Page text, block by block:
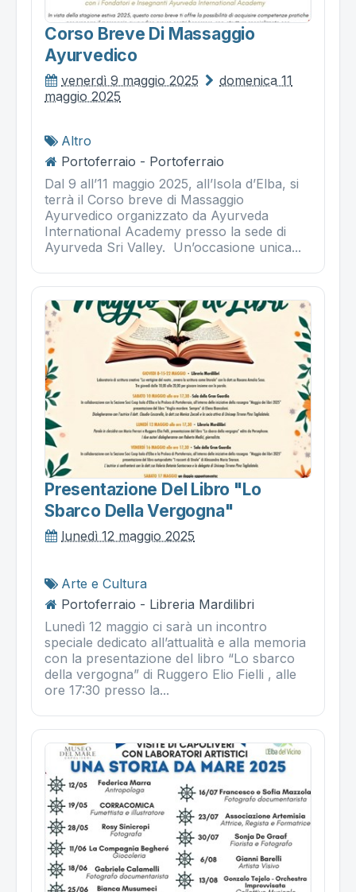
Corso Breve Di Massaggio
Ayurvedico
venerdì 9 maggio 2025
domenica 11
maggio 2025
Altro
Portoferraio - Portoferraio
Dal 9 all’11 maggio 2025, all’Isola d’Elba, si
terrà il Corso breve di Massaggio
Ayurvedico organizzato da Ayurveda
International Academy presso la sede di
Ayurveda Sri Valley. Un’occasione unica...
Presentazione Del Libro "lo
Sbarco Della Vergogna"
lunedì 12 maggio 2025
Arte e Cultura
Portoferraio - Libreria Mardilibri
Lunedì 12 maggio ci sarà un incontro
speciale dedicato all’attualità e alla memoria
con la presentazione del libro “Lo sbarco
della vergogna” di Ruggero Elio Fielli , alle
ore 17:30 presso la...